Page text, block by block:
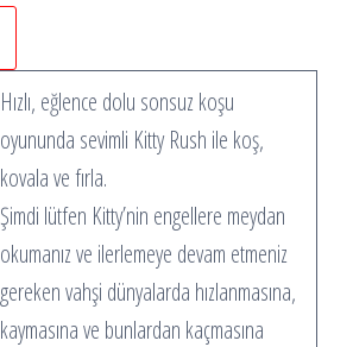
Hızlı, eğlence dolu sonsuz koşu
oyununda sevimli Kitty Rush ile koş,
kovala ve fırla.
Şimdi lütfen Kitty’nin engellere meydan
okumanız ve ilerlemeye devam etmeniz
gereken vahşi dünyalarda hızlanmasına,
kaymasına ve bunlardan kaçmasına